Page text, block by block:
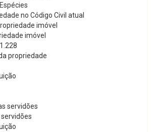
no Código Civil atual
imóvel
imóvel
propriedade
servidões